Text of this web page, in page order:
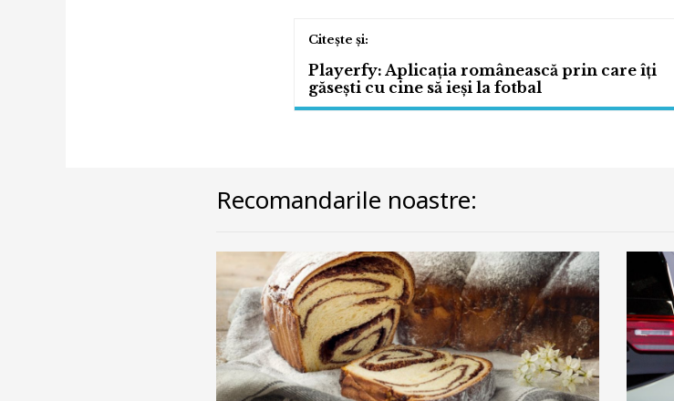
Playerfy: Aplicația românească prin care îți
găsești cu cine să ieși la fotbal
Recomandarile noastre: